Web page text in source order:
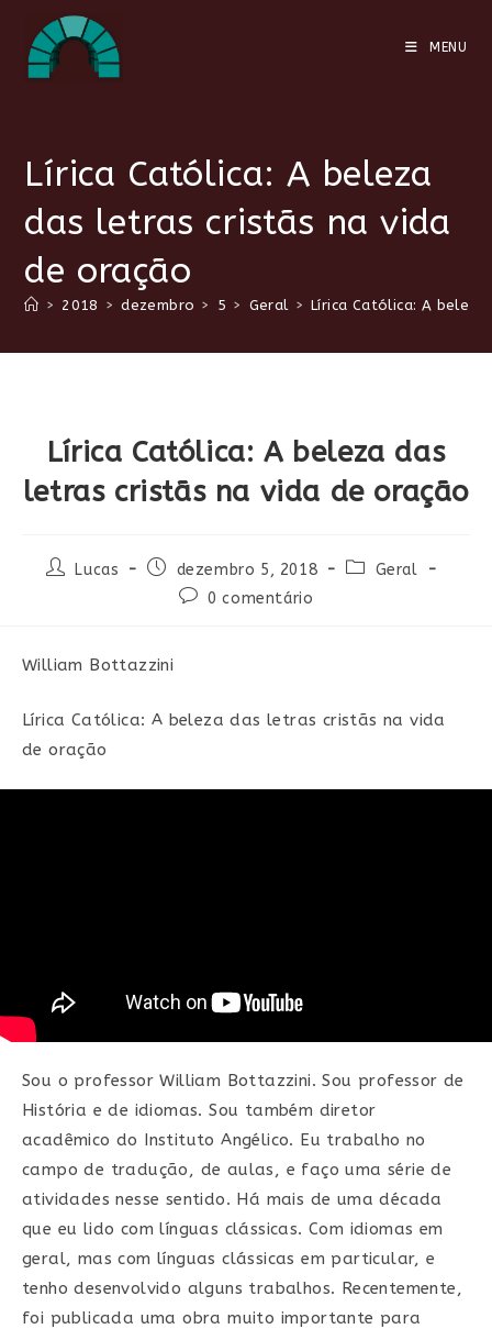
para
MENU
Lírica Católica: A beleza
das letras cristãs na vida
de oração
> 2018 > dezembro > 5 > Geral > Lírica Católica: A
Lírica Católica: A beleza das
letras cristãs na vida de oração
AutorLucas
Post
publicado:
dezembro 5, 2018
Categoria
Geral
Comentários
0 comentário
William Bottazzini
Lírica Católica: A beleza das letras cristãs na vida
de oração
Sou o professor William Bottazzini. Sou professor de
História e de idiomas. Sou também diretor
acadêmico do Instituto Angélico. Eu trabalho no
campo de tradução, de aulas, e faço uma série de
atividades nesse sentido. Há mais de uma década
que eu lido com línguas clássicas. Com idiomas em
geral, mas com línguas clássicas em particular, e
tenho desenvolvido alguns trabalhos. Recentemente,
foi publicada uma obra muito importante para